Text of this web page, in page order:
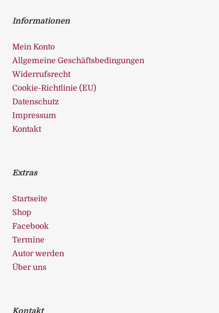
Informationen
Mein Konto
Allgemeine Geschäftsbedingungen
Widerrufsrecht
Cookie-Richtlinie (EU)
Datenschutz
Impressum
Kontakt
Extras
Startseite
Shop
Facebook
Termine
Autor werden
Über uns
Kontakt